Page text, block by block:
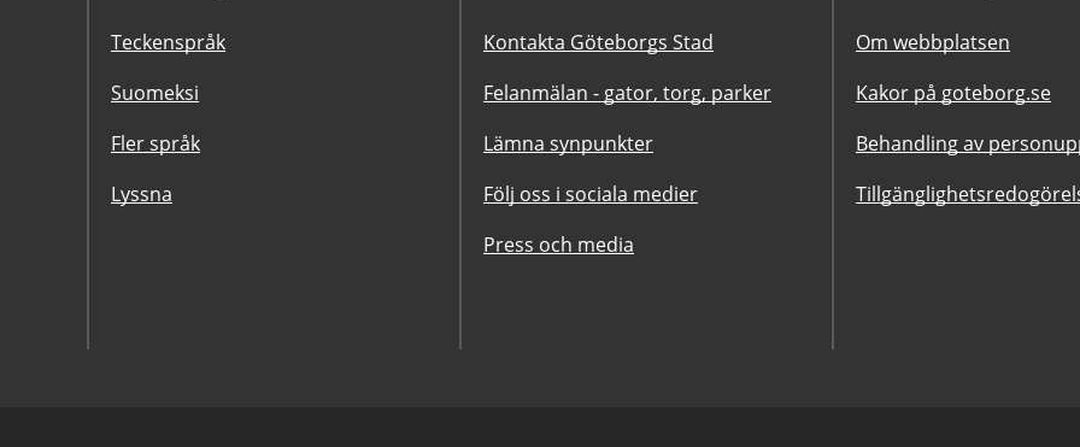
Teckenspråk
Suomeksi
Fler språk
Lyssna
Kontakta Göteborgs Stad
Felanmälan - gator, torg, parker
Lämna synpunkter
Följ oss i sociala medier
Press och media
Om webbplatsen
Kakor på goteborg.se
Behandling av